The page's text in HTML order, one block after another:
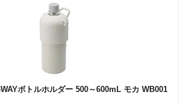
ボトルホルダー 500～600mL モカ WB001